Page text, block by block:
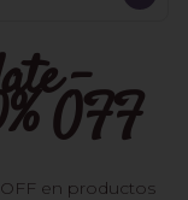
-
OFF
en productos